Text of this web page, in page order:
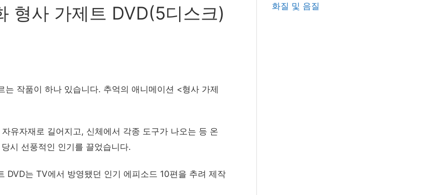
형사 가제트 DVD(5디스크)
작품이 하나 있습니다. 추억의 애니메이션 <형사 가제
유자재로 길어지고, 신체에서 각종 도구가 나오는 등 온
시 선풍적인 인기를 끌었습니다.
DVD는 TV에서 방영됐던 인기 에피소드 10편을 추려 제작
화질 및 음질